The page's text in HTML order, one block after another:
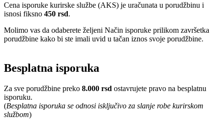
Cena isporuke kurirske službe (AKS) je uračunata u porudžbinu i
isnosi fiksno 450 rsd.
Molimo vas da odaberete željeni Način isporuke prilikom završetka
porudžbine kako bi ste imali uvid u tačan iznos svoje porudžbine.
Besplatna isporuka
Za sve porudžbine preko 8.000 rsd ostavrujete pravo na besplatnu
isporuku.
(Besplatna isporuka se odnosi isključivo za slanje robe kurirskom
službom)